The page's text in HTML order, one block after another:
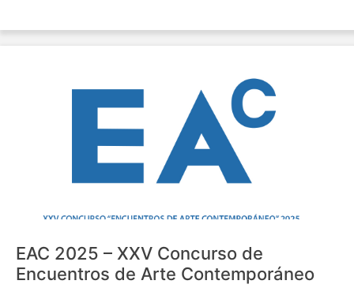
EAC 2025 – XXV Concurso de
Encuentros de Arte Contemporáneo